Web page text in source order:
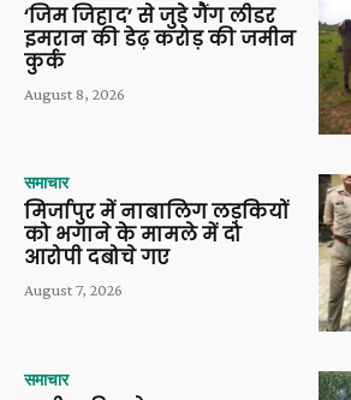
‘जिम जिहाद’ से जुड़े गैंग लीडर
इमरान की डेढ़ करोड़ की जमीन
कुर्क
August 8, 2026
समाचार
मिर्जापुर में नाबालिग लड़कियों
को भगाने के मामले में दो
आरोपी दबोचे गए
August 7, 2026
समाचार